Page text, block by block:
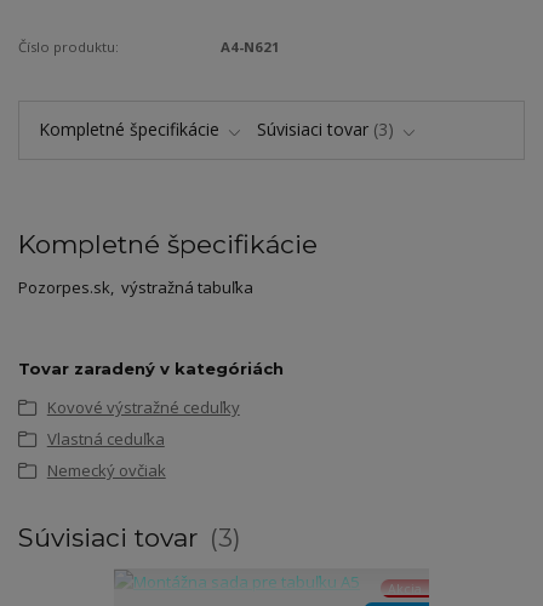
Číslo produktu: A4-N621
Kompletné špecifikácie Súvisiaci tovar 3
Kompletné špecifikácie
Pozorpes.sk, výstražná tabuľka
Tovar zaradený v kategóriách
Kovové výstražné ceduľky
Vlastná ceduľka
Nemecký ovčiak
Súvisiaci tovar 3
Akcia